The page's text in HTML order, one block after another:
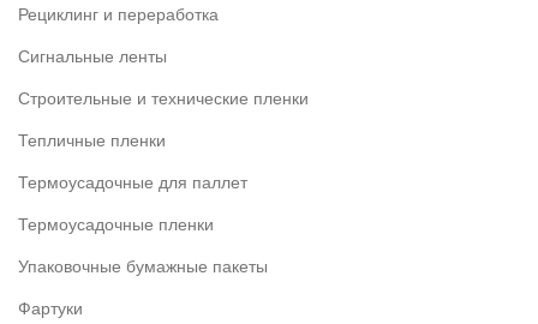
Рециклинг и переработка
Сигнальные ленты
Строительные и технические пленки
Тепличные пленки
Термоусадочные для паллет
Термоусадочные пленки
Упаковочные бумажные пакеты
Фартуки